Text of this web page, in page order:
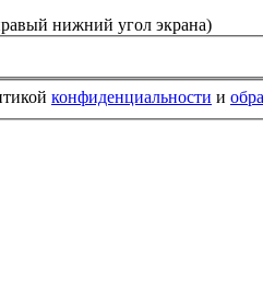
нижний угол экрана)
конфи­ден­циальности и